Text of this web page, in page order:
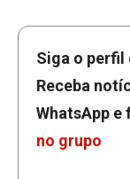
Siga o perfil
Receba
WhatsApp
no grupo